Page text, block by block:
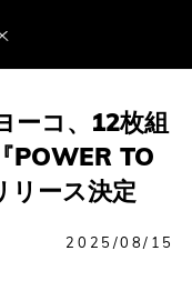
ーコ、12枚組
POWER TO
リース決定
2025/08/15